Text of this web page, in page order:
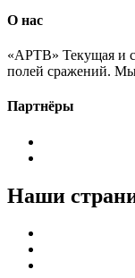
О нас
«АРТВ» Текущая и
полей сражений.
Партнёры
Наши